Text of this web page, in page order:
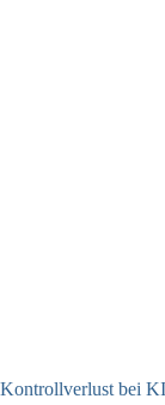
Kontrollverlust bei